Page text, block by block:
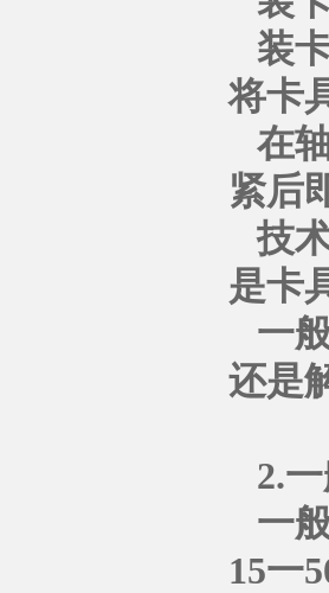
装
将卡
在
紧后
技
是卡
一
还是
2.
一
15一